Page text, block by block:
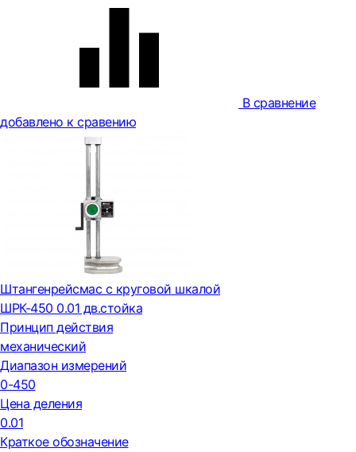
В сравнение
добавлено к сравению
Штангенрейсмас с круговой шкалой
ШРК-450 0.01 дв.стойка
Принцип действия
механический
Диапазон измерений
0-450
Цена деления
0.01
Краткое обозначение